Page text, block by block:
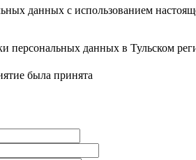
данных с использованием
персональных данных в Тульском
была принята